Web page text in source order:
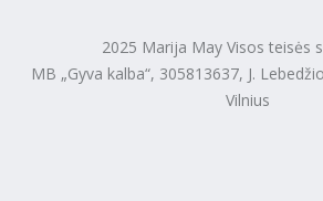
2025 Marija May Visos teisės
MB „Gyva kalba“, 305813637, J.
Vilnius